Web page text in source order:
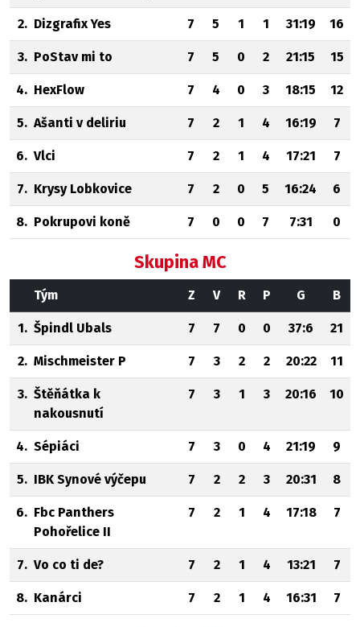
2. Dizgrafix Yes 7 5 1 1 31:19 16
3. PoStav mi to 7 5 0 2 21:15 15
4. HexFlow 7 4 0 3 18:15 12
5. Ašanti v deliriu 7 2 1 4 16:19 7
6. Vlci 7 2 1 4 17:21 7
7. Krysy Lobkovice 7 2 0 5 16:24 6
8. Pokrupovi koně 7 0 0 7 7:31 0
Skupina MC
Tým Z V R P G B
1. Špindl Ubals 7 7 0 0 37:6 21
2. Mischmeister P 7 3 2 2 20:22 11
3. Štěňátka k
nakousnutí
7 3 1 3 20:16 10
4. Sépiáci 7 3 0 4 21:19 9
5. IBK Synové výčepu 7 2 2 3 20:31 8
6. Fbc Panthers
Pohořelice II
7 2 1 4 17:18 7
7. Vo co ti de? 7 2 1 4 13:21 7
8. Kanárci 7 2 1 4 16:31 7